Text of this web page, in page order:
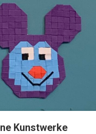
Kunstwerke